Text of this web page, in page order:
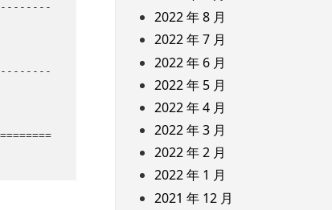
2022 年 8 月
2022 年 7 月
2022 年 6 月
2022 年 5 月
2022 年 4 月
2022 年 3 月
2022 年 2 月
2022 年 1 月
2021 年 12 月